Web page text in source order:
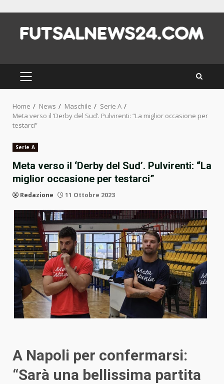
content
PRIMARY
MENU
Home News Maschile
Serie A
Meta verso il ‘Derby del Sud’. Pulvirenti: “La miglior occasione per
testarci”
Serie A
Meta verso il ‘Derby del Sud’. Pulvirenti: “La
miglior occasione per testarci”
Redazione 11 Ottobre 2023
A Napoli per confermarsi:
“Sarà una bellissima partita